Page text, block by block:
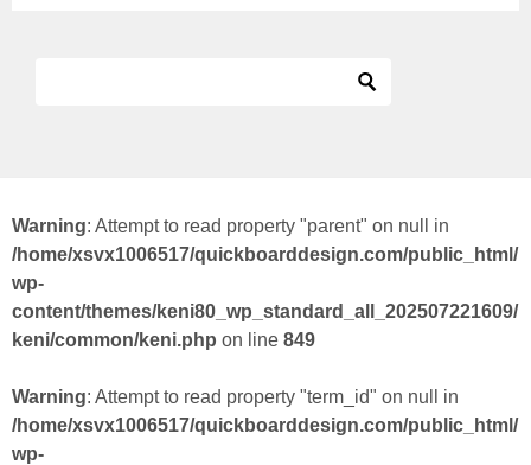
Warning: Attempt to read property "parent" on null in
/home/xsvx1006517/quickboarddesign.com/public_html/
wp-
content/themes/keni80_wp_standard_all_202507221609/
keni/common/keni.php on line 849
Warning: Attempt to read property "term_id" on null in
/home/xsvx1006517/quickboarddesign.com/public_html/
wp-